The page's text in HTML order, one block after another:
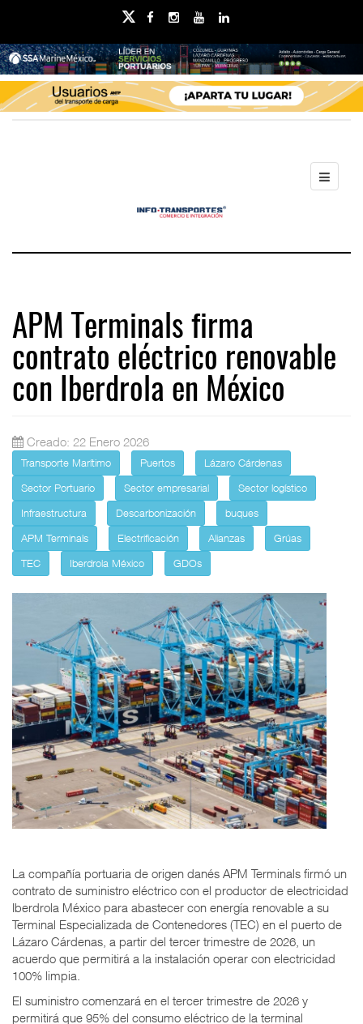
APM Terminals firma
contrato eléctrico renovable
con Iberdrola en México
Creado: 22 Enero 2026
Transporte Marítimo Puertos
Lázaro Cárdenas
Sector Portuario
Sector empresarial
Sector logístico
Infraestructura
Descarbonización
buques
APM Terminals
Electrificación Alianzas
Grúas
TEC
Iberdrola México GDOs
La compañía portuaria de origen danés APM Terminals firmó un
contrato de suministro eléctrico con el productor de electricidad
Iberdrola México para abastecer con energía renovable a su
Terminal Especializada de Contenedores (TEC) en el puerto de
Lázaro Cárdenas, a partir del tercer trimestre de 2026, un
acuerdo que permitirá a la instalación operar con electricidad
100% limpia.
El suministro comenzará en el tercer trimestre de 2026 y
permitirá que 95% del consumo eléctrico de la terminal